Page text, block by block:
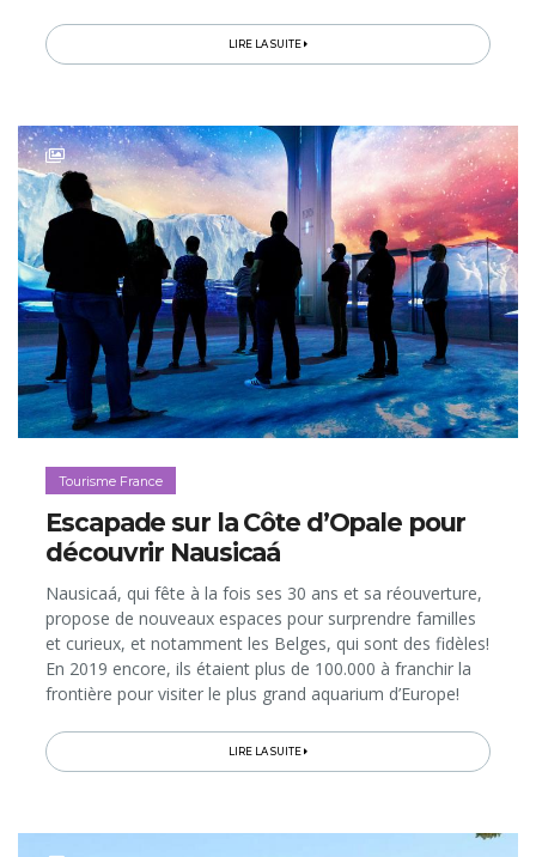
LIRE LA SUITE
Tourisme France
Escapade sur la Côte d’Opale pour
découvrir Nausicaá
Nausicaá, qui fête à la fois ses 30 ans et sa réouverture,
propose de nouveaux espaces pour surprendre familles
et curieux, et notamment les Belges, qui sont des fidèles!
En 2019 encore, ils étaient plus de 100.000 à franchir la
frontière pour visiter le plus grand aquarium d’Europe!
LIRE LA SUITE